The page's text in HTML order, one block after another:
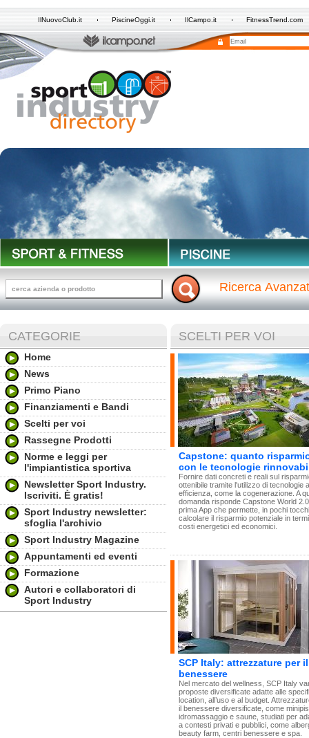
IlNuovoClub.it PiscineOggi.it IlCampo.it FitnessTrend.com
Ricerca
CATEGORIE
Home
News
Primo Piano
Finanziamenti e Bandi
Scelti per voi
Rassegne Prodotti
Norme e leggi per
l'impiantistica sportiva
Newsletter Sport Industry.
Iscriviti. È gratis!
Sport Industry newsletter:
sfoglia l'archivio
Sport Industry Magazine
Appuntamenti ed eventi
Formazione
Autori e collaboratori di
Sport Industry
SCELTI PER VOI
Capstone: quanto
con le tecnologie
Fornire dati concreti e reali sul
ottenibile tramite l'utilizzo di tecnologie
efficienza, come la cogenerazione. A
domanda risponde Capstone World
prima App che permette, in pochi
calcolare il risparmio potenziale in
costi energetici ed economici.
SCP Italy: attrezzature per il
benessere
Nel mercato del wellness, SCP Italy
proposte diversificate adatte alle
location, all’uso e al budget.
il benessere diversificate, come
idromassaggio e saune, studiati per
a contesti privati e pubblici, come
beauty farm, centri benessere e spa.